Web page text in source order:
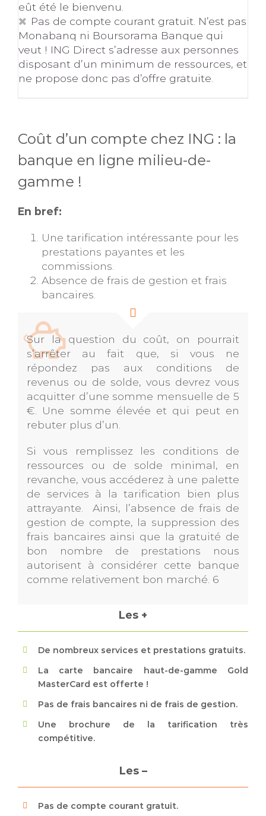
eût été le bienvenu.
Pas de compte courant gratuit. N’est pas
Monabanq ni Boursorama Banque qui
veut ! ING Direct s’adresse aux personnes
disposant d’un minimum de ressources, et
ne propose donc pas d’offre gratuite.
Coût d’un compte chez ING : la
banque en ligne milieu-de-
gamme !
En bref:
Une tarification intéressante pour les
prestations payantes et les
commissions.
Absence de frais de gestion et frais
bancaires.
Sur la question du coût, on pourrait
s’arrêter au fait que, si vous ne
répondez pas aux conditions de
revenus ou de solde, vous devrez vous
acquitter d’une somme mensuelle de 5
€. Une somme élevée et qui peut en
rebuter plus d’un.
Si vous remplissez les conditions de
ressources ou de solde minimal, en
revanche, vous accéderez à une palette
de services à la tarification bien plus
attrayante. Ainsi, l’absence de frais de
gestion de compte, la suppression des
frais bancaires ainsi que la gratuité de
bon nombre de prestations nous
autorisent à considérer cette banque
comme relativement bon marché. 6
Les +
De nombreux services et prestations gratuits.
La carte bancaire haut-de-gamme Gold
MasterCard est offerte !
Pas de frais bancaires ni de frais de gestion.
Une brochure de la tarification très
compétitive.
Les –
Pas de compte courant gratuit.